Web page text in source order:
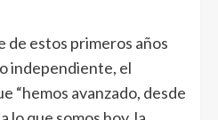
de estos primeros años
independiente, el
“hemos avanzado, desde